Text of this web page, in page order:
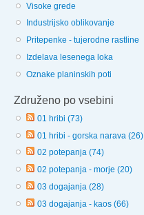
Visoke grede
Industrijsko oblikovanje
Pritepenke - tujerodne rastline
Izdelava lesenega loka
Oznake planinskih poti
Združeno po vsebini
01 hribi (73)
01 hribi - gorska narava (26)
02 potepanja (74)
02 potepanja - morje (20)
03 dogajanja (28)
03 dogajanja - kaos (66)